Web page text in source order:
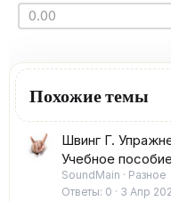
Похожие темы
Швинг Г.
Учебное
SoundMain
Разное
Ответы 0 3 Апр